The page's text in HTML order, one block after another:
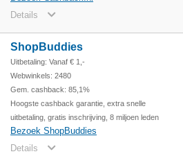
Details
ShopBuddies
Uitbetaling: Vanaf € 1,-
Webwinkels: 2480
Gem. cashback: 85,1%
Hoogste cashback garantie, extra snelle
uitbetaling, gratis inschrijving, 8 miljoen leden
Bezoek ShopBuddies
Details